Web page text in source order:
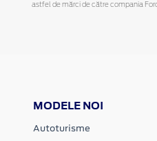
astfel de mărci de către compania
MODELE NOI
Autoturisme